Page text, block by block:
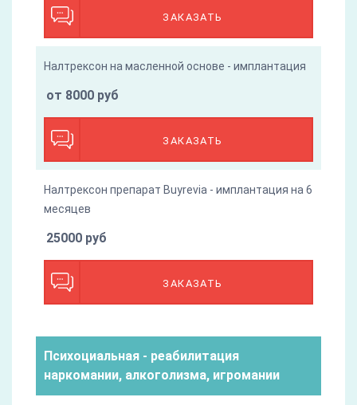
ЗАКАЗАТЬ
Налтрексон на масленной основе - имплантация
ЗАКАЗАТЬ
от 8000 руб
Налтрексон препарат Buyrevia - имплантация на 6
месяцев
ЗАКАЗАТЬ
25000 руб
Психоциальная - реабилитация
наркомании, алкоголизма, игромании